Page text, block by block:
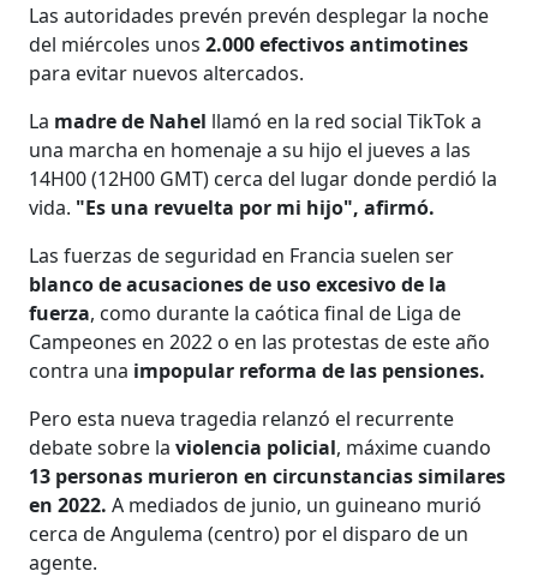
Las autoridades prevén prevén desplegar la noche
del miércoles unos2.000 efectivos antimotines
para evitar nuevos altercados.
La madre de Nahel llamó en la red social TikTok a
una marcha en homenaje a su hijo el jueves a las
14H00 (12H00 GMT) cerca del lugar donde perdió la
vida. "Es una revuelta por mi hijo", afirmó.
Las fuerzas de seguridad en Francia suelen ser
blanco de acusaciones de uso excesivo de la
fuerza, como durante la caótica final de Liga de
Campeones en 2022 o en las protestas de este año
contra una impopular reforma de las pensiones.
Pero esta nueva tragedia relanzó el recurrente
debate sobre laviolencia policial, máxime cuando
13 personas murieron en circunstancias similares
en 2022.A mediados de junio, un guineano murió
cerca de Angulema (centro) por el disparo de un
agente.